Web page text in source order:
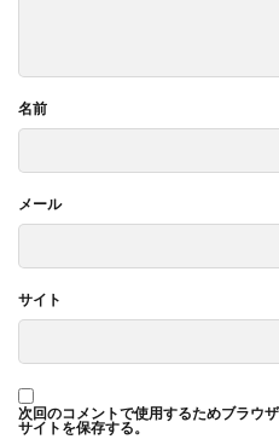
名前
メール
サイト
次回のコメントで使用するためブラウ
サイトを保存する。